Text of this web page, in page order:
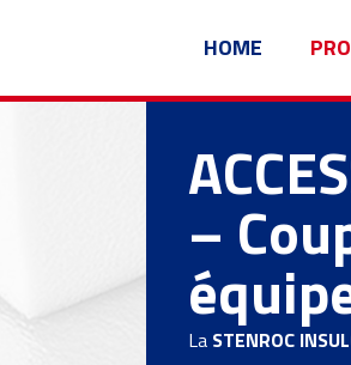
HOME
–
La STENROC